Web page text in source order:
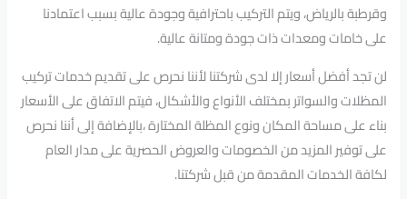
وقرطبة بالرياض، ويتم التركيب باحترافية وجودة عالية بسبب اعتمادنا
على خامات ومعدات ذات جودة ومتانة عالية.
لن تجد أفضل أسعار إلا لدى شركتنا لأننا نحرص على تقديم خدمات تركيب
المظلات والسواتر بمختلف الأنواع والأشكال، فيتم الاتفاق على الأسعار
بناء على مساحة المكان ونوع المظلة المختارة ،بالإضافة إلى أننا نحرص
على توفير المزيد من الخصومات والعروض الحصرية على مدار العام
لكافة الخدمات المقدمة من قبل شركتنا.